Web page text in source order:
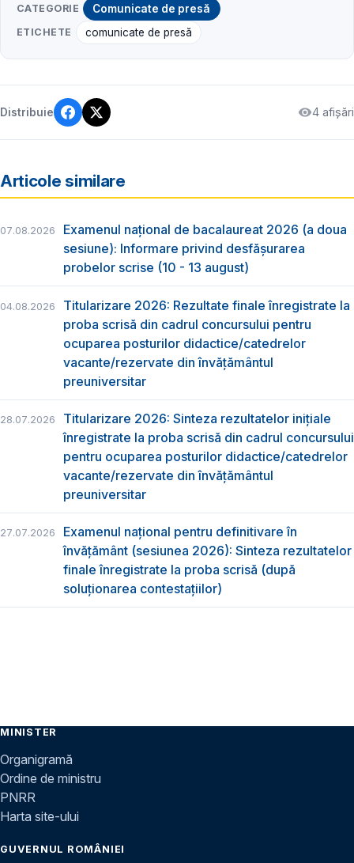
CATEGORIE Comunicate de presă
ETICHETE comunicate de presă
Distribuie 4 afișări
Articole similare
07.08.2026
Examenul național de bacalaureat 2026 (a doua
sesiune): Informare privind desfășurarea
probelor scrise (10 - 13 august)
04.08.2026
Titularizare 2026: Rezultate finale înregistrate la
proba scrisă din cadrul concursului pentru
ocuparea posturilor didactice/catedrelor
vacante/rezervate din învăţământul
preuniversitar
28.07.2026
Titularizare 2026: Sinteza rezultatelor inițiale
înregistrate la proba scrisă din cadrul concursului
pentru ocuparea posturilor didactice/catedrelor
vacante/rezervate din învăţământul
preuniversitar
27.07.2026
Examenul național pentru definitivare în
învățământ (sesiunea 2026): Sinteza rezultatelor
finale înregistrate la proba scrisă (după
soluționarea contestațiilor)
MINISTER
Organigramă
Ordine de ministru
PNRR
Harta site-ului
GUVERNUL ROMÂNIEI